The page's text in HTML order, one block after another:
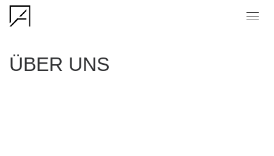
Zum Inhalt springen
ÜBER UNS